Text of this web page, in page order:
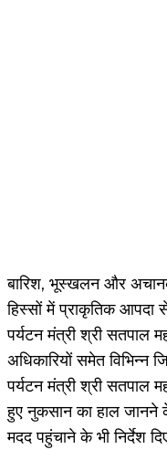
बारिश, भूस्खलन और
हिस्सों में प्राकृतिक
पर्यटन मंत्री श्री सतपाल
अधिकारियों समेत विभिन्न
पर्यटन मंत्री श्री सतपाल
हुए नुकसान का हाल जानने
मदद पहुंचाने के भी निर्देश